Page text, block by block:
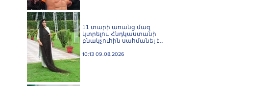
11 տարի առանց մազ
կտրելու. Հնդկաստանի
բնակչուհին սահմանել է
համաշխարհային ռեկորդ
10:13 09.08.2026